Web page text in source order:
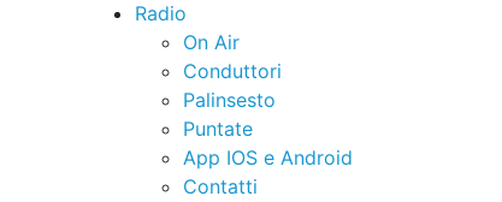
Radio
On Air
Conduttori
Palinsesto
Puntate
App IOS e Android
Contatti